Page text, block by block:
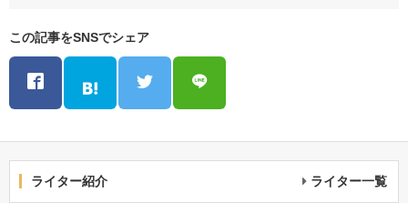
この記事をSNSでシェア
ライター紹介 ライター一覧